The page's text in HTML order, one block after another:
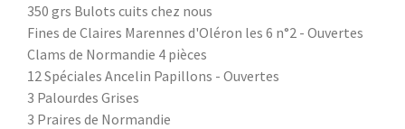
350 grs Bulots cuits chez nous
Fines de Claires Marennes d'Oléron les 6 n°2 - Ouvertes
Clams de Normandie 4 pièces
12 Spéciales Ancelin Papillons - Ouvertes
3 Palourdes Grises
3 Praires de Normandie